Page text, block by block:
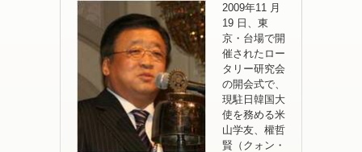
2009年11 月
19 日、東
京・台場で開
催されたロー
タリー研究会
の開会式で、
現駐日韓国大
使を務める米
山学友、權哲
賢（クォン・